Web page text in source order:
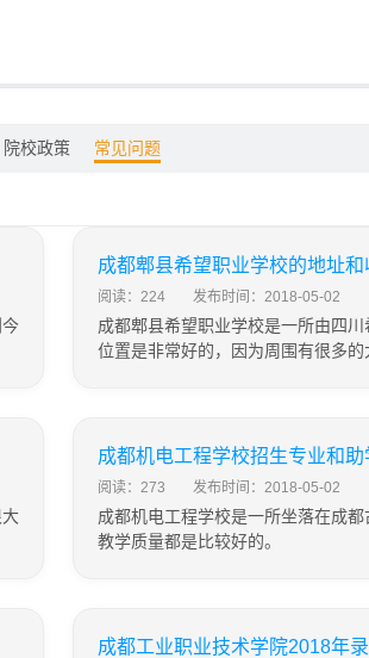
院校政策 常见问题
成都郫县希望职业学校的地址
阅读：224 发布时间：2018-05-02
成都郫县希望职业学校是一所由四
位置是非常好的，因为周围有很多的
成都机电工程学校招生专业和
阅读：273 发布时间：2018-05-02
成都机电工程学校是一所坐落在成
教学质量都是比较好的。
成都工业职业技术学院2018年